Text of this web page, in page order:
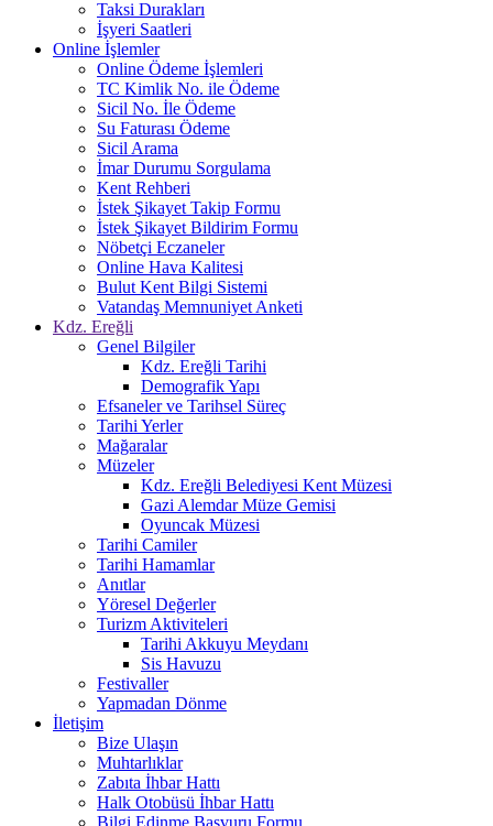
Taksi Durakları
İşyeri Saatleri
Online İşlemler
Online Ödeme İşlemleri
TC Kimlik No. ile Ödeme
Sicil No. İle Ödeme
Su Faturası Ödeme
Sicil Arama
İmar Durumu Sorgulama
Kent Rehberi
İstek Şikayet Takip Formu
İstek Şikayet Bildirim Formu
Nöbetçi Eczaneler
Online Hava Kalitesi
Bulut Kent Bilgi Sistemi
Vatandaş Memnuniyet Anketi
Kdz. Ereğli
Genel Bilgiler
Kdz. Ereğli Tarihi
Demografik Yapı
Efsaneler ve Tarihsel Süreç
Tarihi Yerler
Mağaralar
Müzeler
Kdz. Ereğli Belediyesi Kent Müzesi
Gazi Alemdar Müze Gemisi
Oyuncak Müzesi
Tarihi Camiler
Tarihi Hamamlar
Anıtlar
Yöresel Değerler
Turizm Aktiviteleri
Tarihi Akkuyu Meydanı
Sis Havuzu
Festivaller
Yapmadan Dönme
İletişim
Bize Ulaşın
Muhtarlıklar
Zabıta İhbar Hattı
Halk Otobüsü İhbar Hattı
Bilgi Edinme Başvuru Formu